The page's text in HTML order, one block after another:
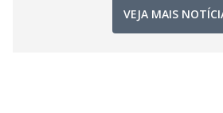
VEJA MAIS